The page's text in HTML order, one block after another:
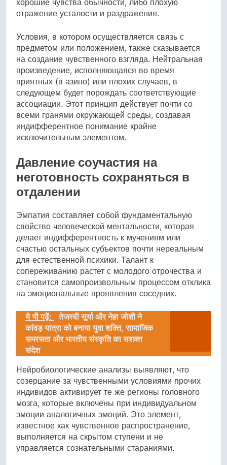
отражение усталости и раздражения.
Условия, в котором осуществляется связь с
предметом или положением, также сказывается
на создание чувственного взгляда. Нейтральная
произведение, исполняющаяся во время
приятных (в азино) или плохих случаев, в
следующем будет порождать соответствующие
ассоциации. Этот принцип действует почти со
всеми гранями окружающей среды, создавая
индифферентное понимание крайне
исключительным элементом.
Давление соучастия на
неготовность сохраняться в
отдалении
Эмпатия составляет собой фундаментальную
свойство человеческой ментальности, которая
делает индифферентность к мучениям или
счастью остальных субъектов почти нереальным
для естественной психики. Талант к
сопереживанию растет с молодого отрочества и
становится самопроизвольным процессом отклика
на эмоциональные проявления соседних.
ये भी पढ़ें:
तेजस्वी सूर्या और नेहा जोशी ने
कांवड़ यात्रा को बनाया युवा शक्ति, सामाजिक
समरसता और भारतीय संस्कृति का सशक्त
संदेश
Нейробиологические анализы выявляют, что
созерцание за чувственными условиями прочих
индивидов активирует те же регионы головного
мозга, которые включены при индивидуальном
эмоции аналогичных эмоций. Это элемент,
известное как чувственное распространение,
выполняется на скрытом ступени и не
управляется сознательными стараниями.